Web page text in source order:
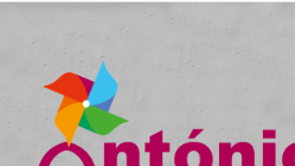
Pular
conteúdo